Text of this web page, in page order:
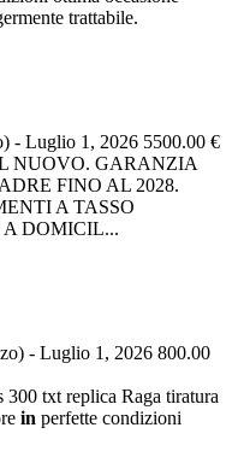
trattabile.
- Luglio 1, 2026 5500.00 €
NUOVO. GARANZIA
FINO AL 2028.
A TASSO
DOMICIL...
- Luglio 1, 2026 800.00
300 txt replica Raga tiratura
in perfette condizioni